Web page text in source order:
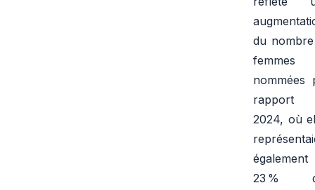
du
femmes
nommées
2024, où
également
23 %